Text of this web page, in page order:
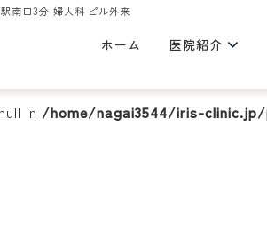
南口3分 婦人科 ピル外来
ホーム 医院紹介
iris-clinic.jp/public_html/
in /home/nagai3544/iris-